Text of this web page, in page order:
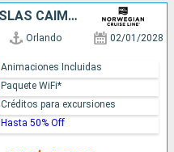
ESTADOS UNIDOS, MÉXICO, ISLAS CAIMÁN, JAMAICA, BAHAMAS
Orlando 02/01/2028
Animaciones Incluidas
Paquete WiFi*
Créditos para excursiones
Hasta 50% Off